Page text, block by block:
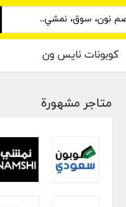
كوبونات نايس ون
متاجر مشهورة